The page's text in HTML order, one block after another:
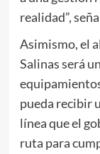
realidad”,
Asimismo, el
Salinas será
pueda recibir
línea que el
ruta para